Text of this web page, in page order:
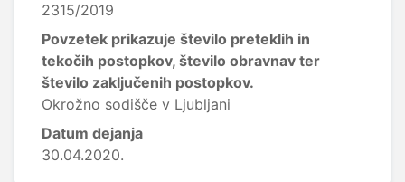
2315/2019
Povzetek prikazuje število preteklih in
tekočih postopkov, število obravnav ter
število zaključenih postopkov.
Okrožno sodišče v Ljubljani
Datum dejanja
30.04.2020.